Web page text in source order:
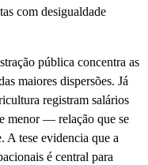
com desigualdade
pública concentra as
maiores dispersões. Já
registram salários
menor — relação que se
A tese evidencia que a
é central para